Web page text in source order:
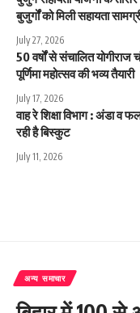
बुजुर्गों को मिली सहायता
July 27, 2026
50 वर्षों से संचालित
पूर्णिमा महोत्सव की भव्य तैयारी
July 17, 2026
वाह रे शिक्षा विभाग : अंडा व
रही है बिस्कुट
July 11, 2026
अन्य समाचार